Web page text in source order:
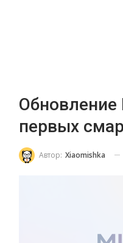
Обновление
первых
Автор: Xiaomishka